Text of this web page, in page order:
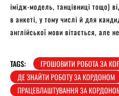
імідж-модель, танцівниці тощо)
в анкеті, у тому числі й для
англійської мови вітається, але
TAGS:
ГРОШОВИТИ РОБОТА ЗА
ДЕ ЗНАЙТИ РОБОТУ ЗА КОРДОНОМ
ПРАЦЕВЛАШТУВАННЯ ЗА